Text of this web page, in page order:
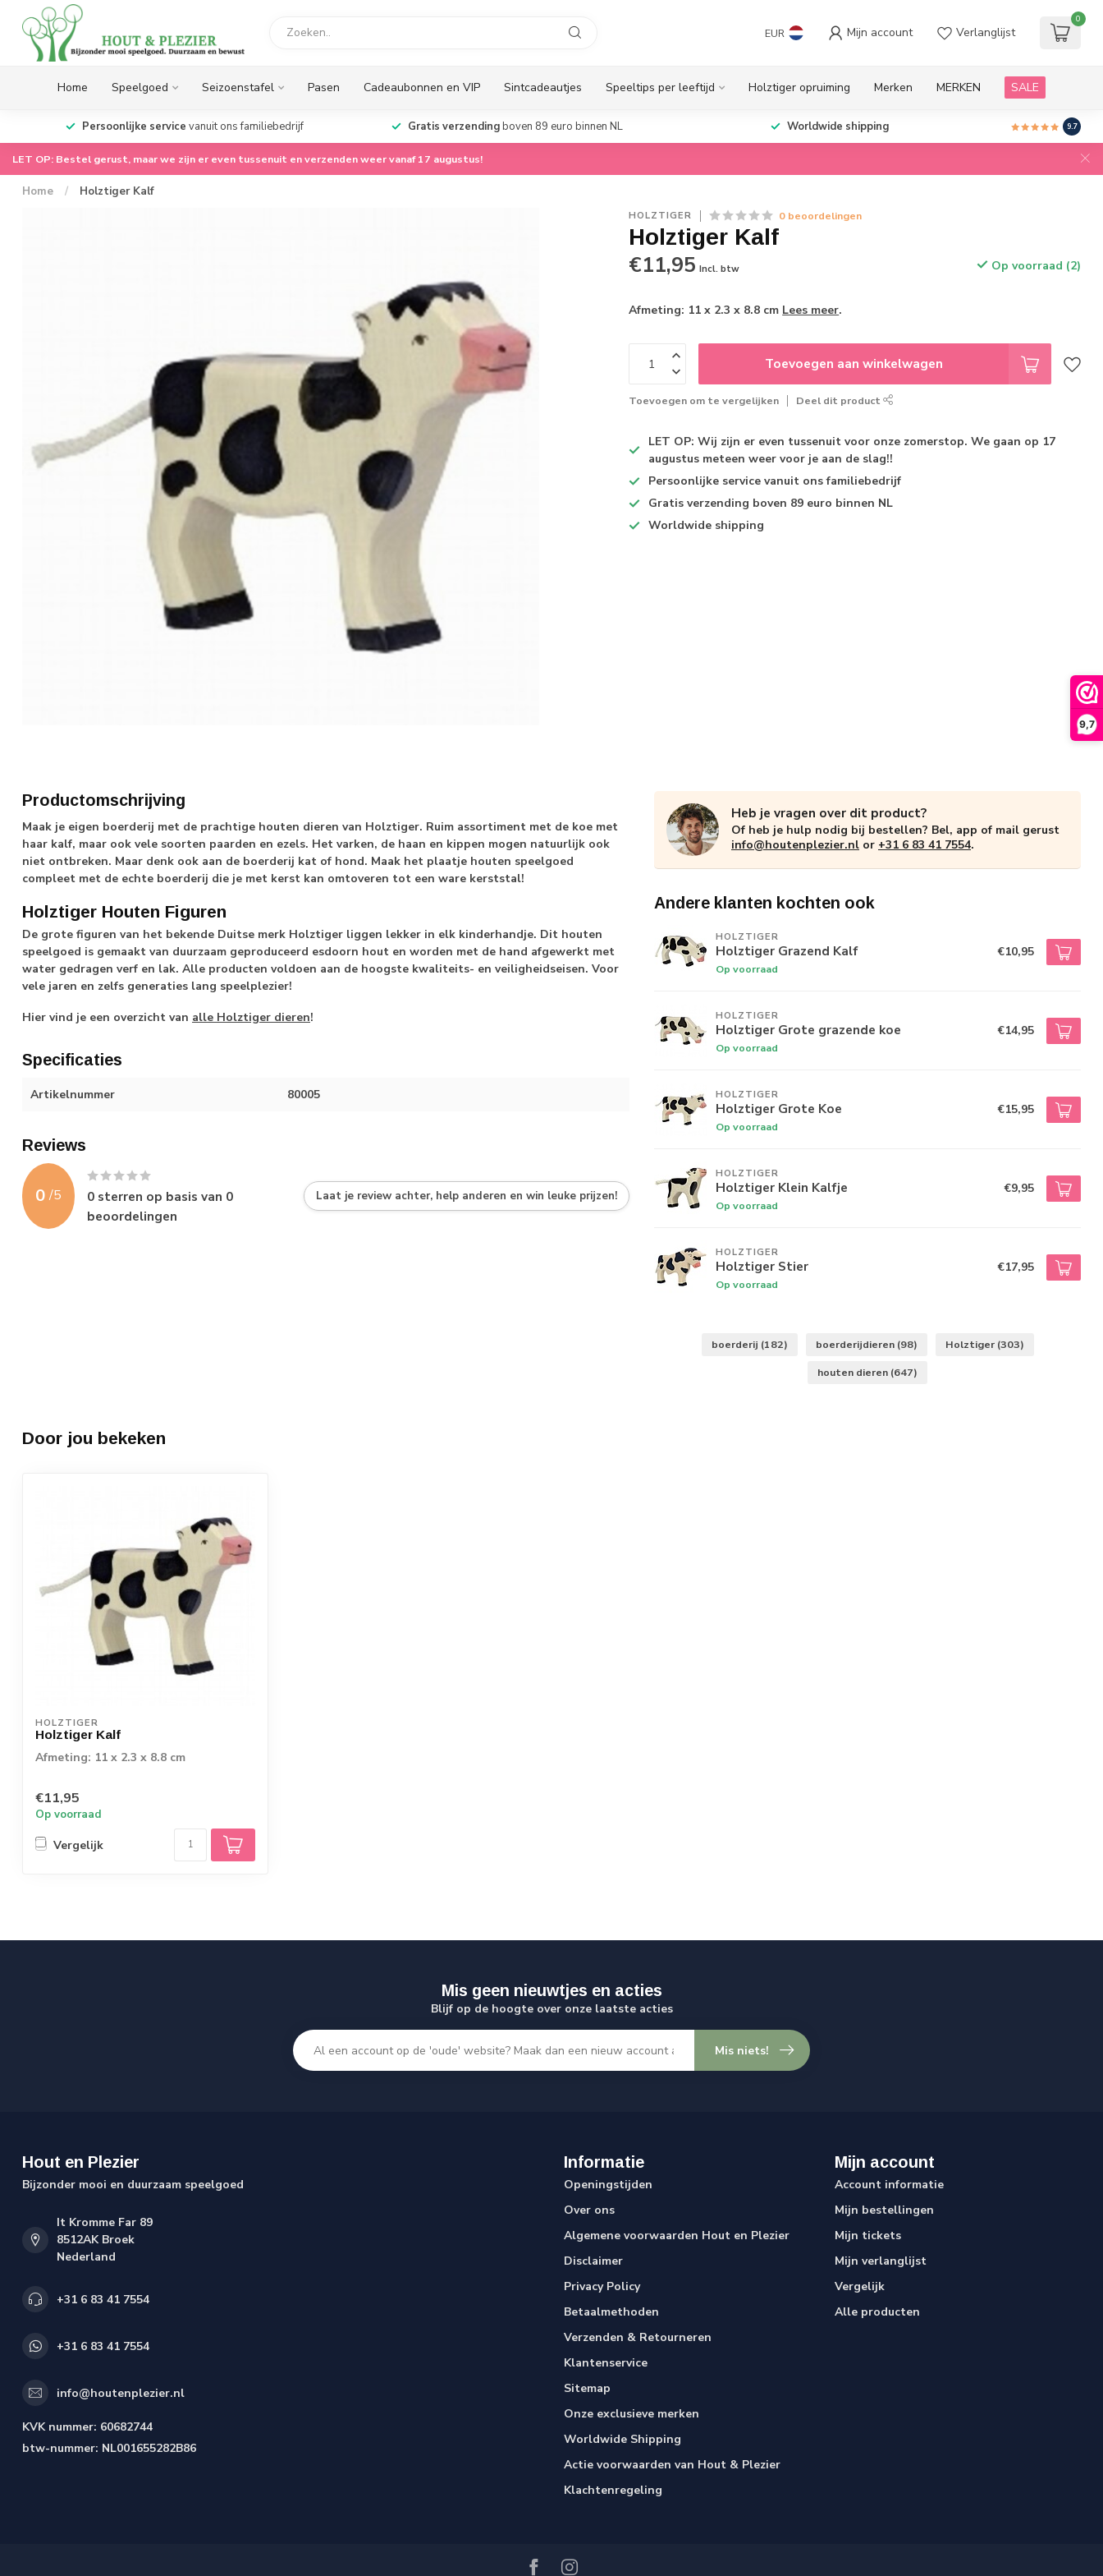
9,7
EUR Mijn account Verlanglijst
0
Home Speelgoed Seizoenstafel Pasen Cadeaubonnen en VIP Sintcadeautjes Speeltips per leeftijd Holztiger opruiming Merken MERKEN SALE
Persoonlijke service vanuit ons familiebedrijf Gratis verzendingboven 89 euro binnen NL Worldwide shipping 9.7
LET OP: Bestel gerust, maar we zijn er even tussenuit en verzenden weer vanaf 17 augustus!
Home / Holztiger Kalf
HOLZTIGER 0 beoordelingen
Holztiger Kalf
€11,95 Incl. btw Op voorraad (2)
Afmeting: 11 x 2.3 x 8.8 cm Lees meer.
Toevoegen aan winkelwagen
Toevoegen om te vergelijken Deel dit product
LET OP: Wij zijn er even tussenuit voor onze zomerstop. We gaan op 17
augustus meteen weer voor je aan de slag!!
Persoonlijke service vanuit ons familiebedrijf
Gratis verzending boven 89 euro binnen NL
Worldwide shipping
Productomschrijving
Maak je eigen boerderij met de prachtige houten dieren van Holztiger. Ruim assortiment met de koe met
haar kalf, maar ook vele soorten paarden en ezels. Het varken, de haan en kippen mogen natuurlijk ook
niet ontbreken. Maar denk ook aan de boerderij kat of hond. Maak het plaatje houten speelgoed
compleet met de echte boerderij die je met kerst kan omtoveren tot een ware kerststal!
Holztiger Houten Figuren
De grote figuren van het bekende Duitse merk Holztiger liggen lekker in elk kinderhandje. Dit houten
speelgoed is gemaakt van duurzaam geproduceerd esdoorn hout en worden met de hand afgewerkt met
water gedragen verf en lak. Alle producten voldoen aan de hoogste kwaliteits- en veiligheidseisen. Voor
vele jaren en zelfs generaties lang speelplezier!
Hier vind je een overzicht van alle Holztiger dieren!
Specificaties
Artikelnummer 80005
Reviews
0 /5 0 sterren op basis van 0
beoordelingen
Laat je review achter, help anderen en win leuke prijzen!
Heb je vragen over dit product?
Of heb je hulp nodig bij bestellen? Bel, app of mail gerust
info@houtenplezier.nl or +31 6 83 41 7554.
Andere klanten kochten ook
HOLZTIGER
Holztiger Grazend Kalf
Op voorraad
€10,95
HOLZTIGER
Holztiger Grote grazende koe
Op voorraad
€14,95
HOLZTIGER
Holztiger Grote Koe
Op voorraad
€15,95
HOLZTIGER
Holztiger Klein Kalfje
Op voorraad
€9,95
HOLZTIGER
Holztiger Stier
Op voorraad
€17,95
boerderij (182) boerderijdieren (98) Holztiger (303)
houten dieren (647)
Door jou bekeken
HOLZTIGER
Holztiger Kalf
Afmeting: 11 x 2.3 x 8.8 cm
€11,95
Op voorraad
Vergelijk
Mis geen nieuwtjes en acties
Blijf op de hoogte over onze laatste acties
Mis niets!
Hout en Plezier
Bijzonder mooi en duurzaam speelgoed
It Kromme Far 89
8512AK Broek
Nederland
+31 6 83 41 7554
+31 6 83 41 7554
info@houtenplezier.nl
KVK nummer: 60682744
btw-nummer: NL001655282B86
Informatie
Openingstijden
Over ons
Algemene voorwaarden Hout en Plezier
Disclaimer
Privacy Policy
Betaalmethoden
Verzenden & Retourneren
Klantenservice
Sitemap
Onze exclusieve merken
Worldwide Shipping
Actie voorwaarden van Hout & Plezier
Klachtenregeling
Mijn account
Account informatie
Mijn bestellingen
Mijn tickets
Mijn verlanglijst
Vergelijk
Alle producten